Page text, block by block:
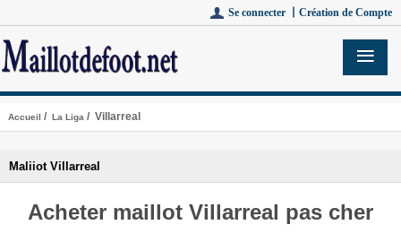
Se connecter 丨 Création de Compte
Accueil / La Liga/ Villarreal
Maliiot Villarreal
Acheter maillot Villarreal pas cher